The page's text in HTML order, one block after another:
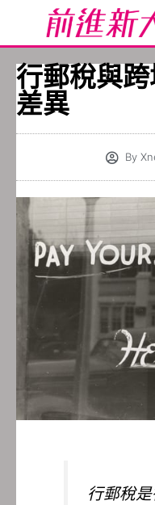
行郵稅與
差異
By
行郵稅